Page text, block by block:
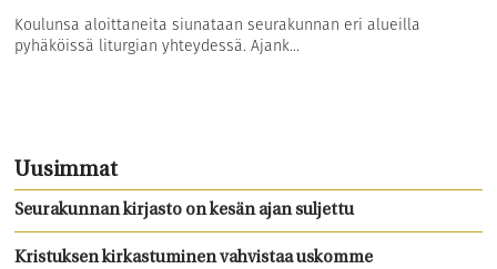
Koulunsa aloittaneita siunataan seurakunnan eri alueilla
pyhäköissä liturgian yhteydessä. Ajank...
Uusimmat
Seurakunnan kirjasto on kesän ajan suljettu
Kristuksen kirkastuminen vahvistaa uskomme